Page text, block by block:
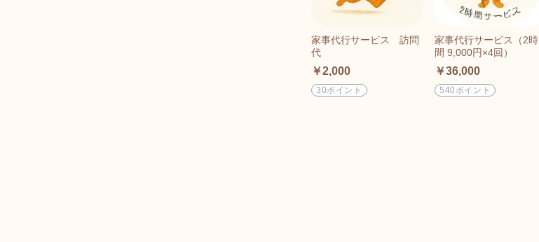
家事代行サービス 訪問
代
￥2,000
30ポイント
家事代行サービス（2時
間 9,000円×4回）
￥36,000
540ポイント